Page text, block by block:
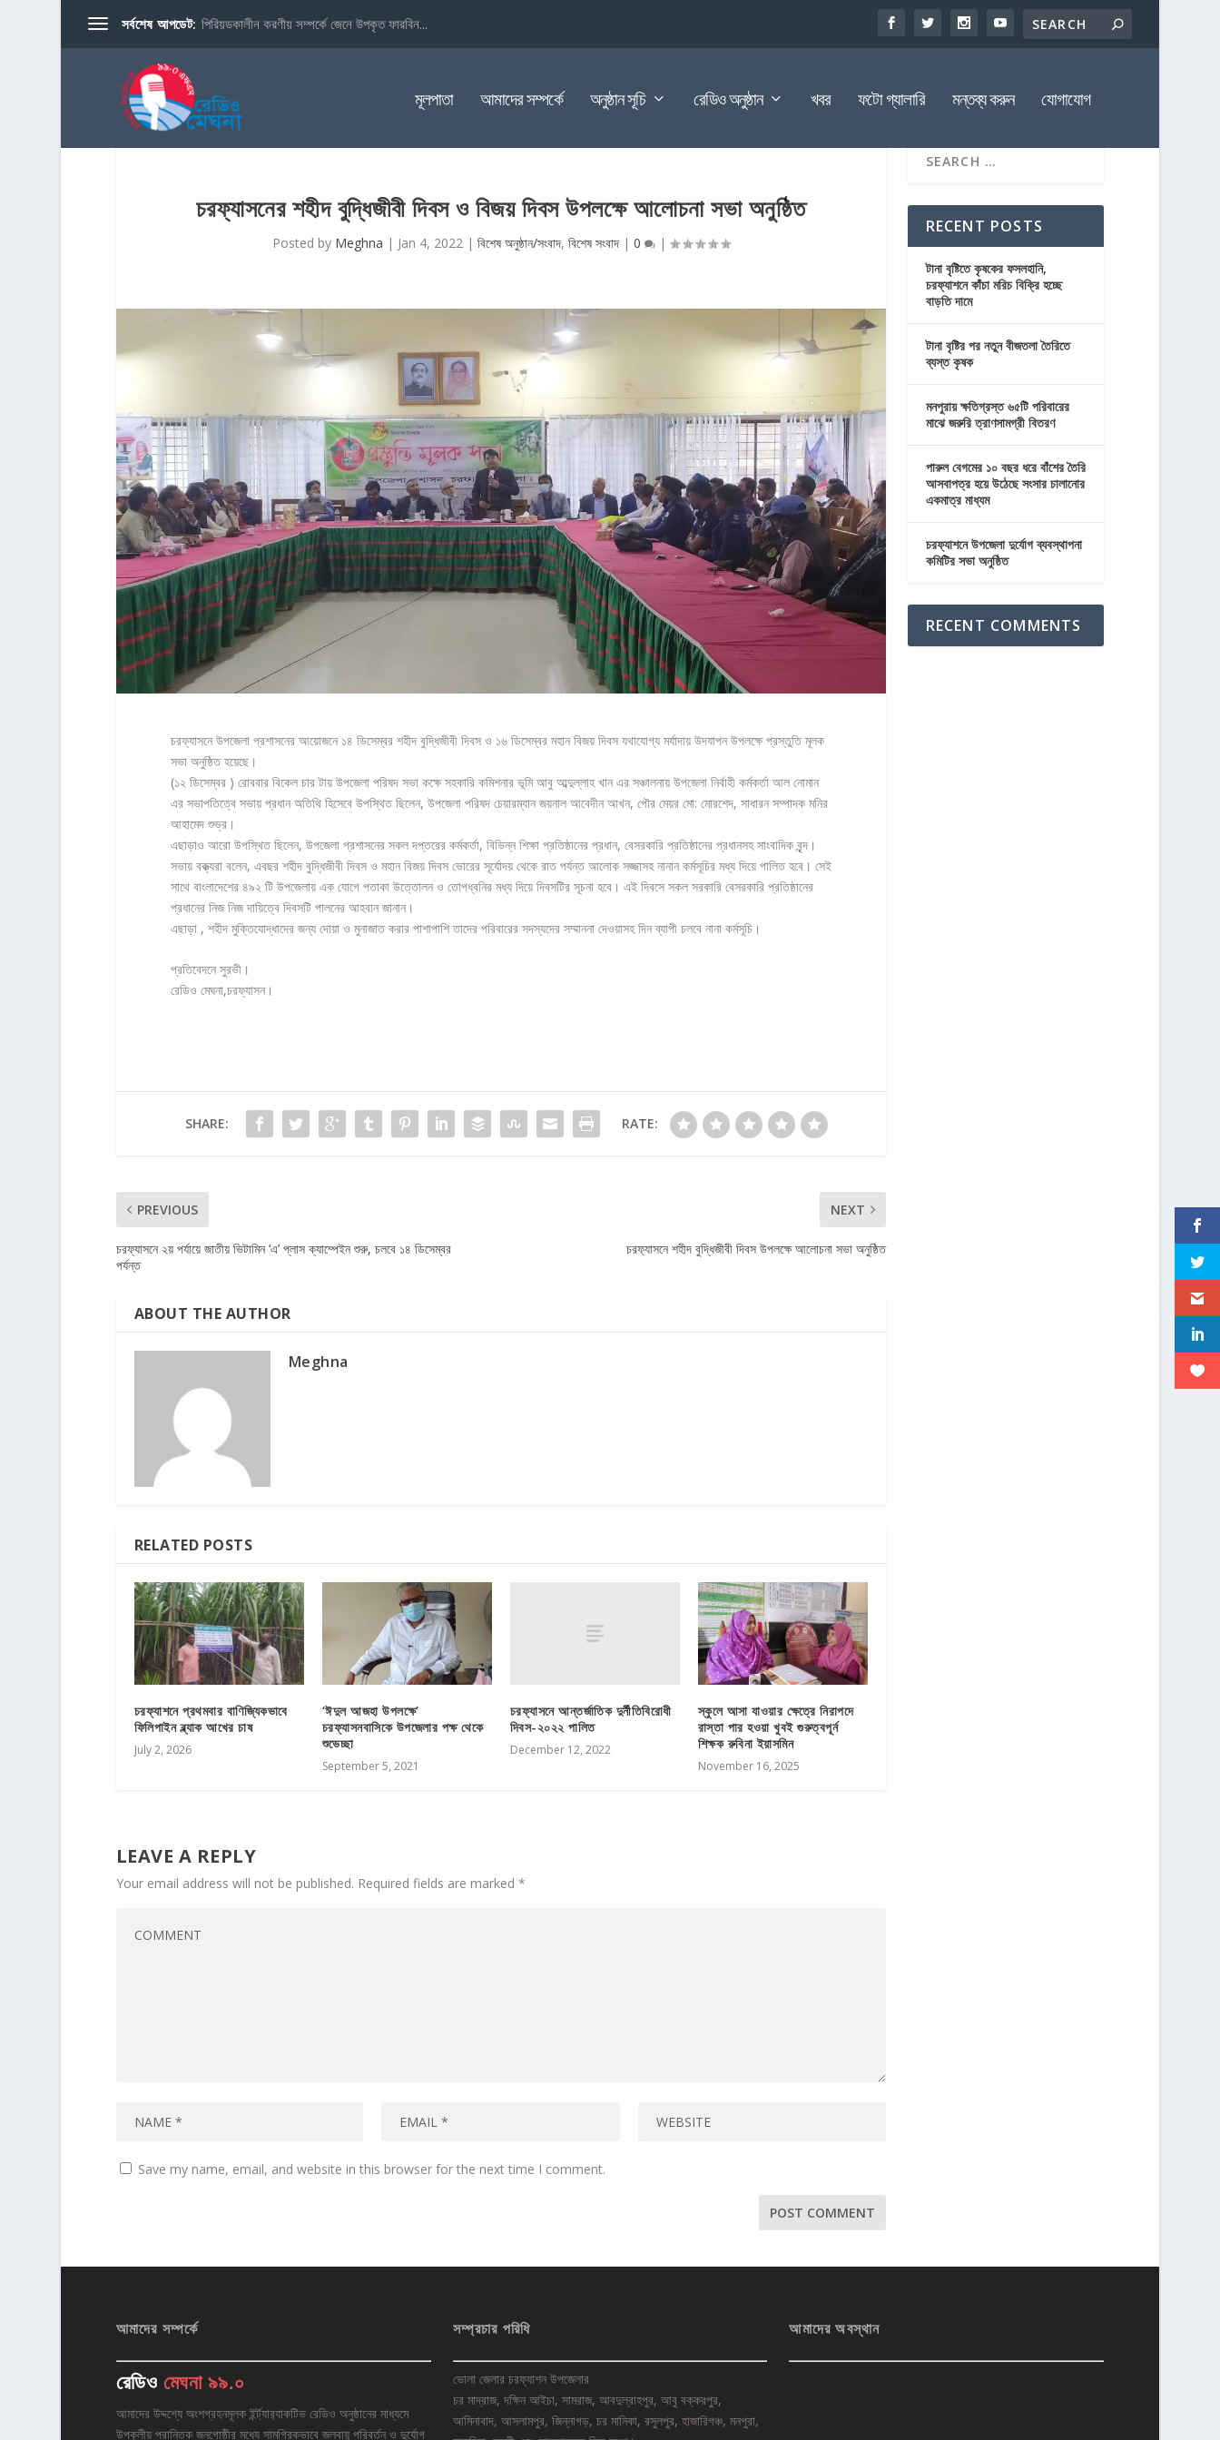
সর্বশেষ আপডেট: পিরিয়ডকালীন করণীয় সম্পর্কে জেনে উপকৃত ফারবিন...
মূলপাতা আমাদের সম্পর্কে অনুষ্ঠান সূচি রেডিও অনুষ্ঠান খবর ফটো গ্যালারি মন্তব্য করুন যোগাযোগ
চরফ্যাসনের শহীদ বুদ্ধিজীবী দিবস ও বিজয় দিবস উপলক্ষে আলোচনা সভা অনুষ্ঠিত
Posted by Meghna | Jan 4, 2022| বিশেষ অনুষ্ঠান/সংবাদ, বিশেষ সংবাদ| 0 |
চরফ্যাসনে উপজেলা প্রশাসনের আয়োজনে ১৪ ডিসেম্বর শহীদ বুদ্ধিজীবী দিবস ও ১৬ ডিসেম্বর মহান বিজয় দিবস যথাযোগ্য মর্যাদায় উদযাপন উপলক্ষে প্রস্তুতি মূলক
সভা অনুষ্ঠিত হয়েছে।
(১২ ডিসেম্বর ) রোববার বিকেল চার টায় উপজেলা পরিষদ সভা কক্ষে সহকারি কমিশনার ভূমি আবু আব্দুল্লাহ খান এর সঞ্চালনায় উপজেলা নির্বাহী কর্মকর্তা আল নোমান
এর সভাপতিত্বে সভায় প্রধান অতিথি হিসেবে উপস্থিত ছিলেন, উপজেলা পরিষদ চেয়ারম্যান জয়নাল আবেদীন আখন, পৌর মেয়র মো: মোরশেদ, সাধারন সম্পাদক মনির
আহামেদ শুভ্র।
এছাড়াও আরো উপস্থিত ছিলেন, উপজেলা প্রশাসনের সকল দপ্তরের কর্মকর্তা, বিভিন্ন শিক্ষা প্রতিষ্ঠানের প্রধান, বেসরকারি প্রতিষ্ঠানের প্রধানসহ সাংবাদিক বৃন্দ।
সভায় বক্ত্যরা বলেন, এবছর শহীদ বুদ্ধিজীবী দিবস ও মহান বিজয় দিবস ভোরের সূর্যোদয় থেকে রাত পর্যন্ত আলোক সজ্জাসহ নানান কর্মসূচির মধ্য দিয়ে পালিত হবে। সেই
সাথে বাংলাদেশের ৪৯২ টি উপজেলায় এক যোগে পতাকা উত্তোলন ও তোপধ্বনির মধ্য দিয়ে দিবসটির সূচনা হবে। এই দিবসে সকল সরকারি বেসরকারি প্রতিষ্ঠানের
প্রধানের নিজ নিজ দায়িত্বে দিবসটি পালনের আহবান জানান।
এছাড়া , শহীদ মুক্তিযোদ্ধাদের জন্য দোয়া ও মুনাজাত করার পাশাপাশি তাদের পরিবারের সদস্যদের সম্মাননা দেওয়াসহ দিন ব্যাপী চলবে নানা কর্মসূচি।
প্রতিবেদনে সুরভী।
রেডিও মেঘনা,চরফ্যাসন।
SHARE: RATE:
PREVIOUS
চরফ্যাসনে ২য় পর্যায়ে জাতীয় ভিটামিন ‘এ’ প্লাস ক্যাম্পেইন শুরু, চলবে ১৪ ডিসেম্বর
পর্যন্ত
NEXT
চরফ‍্যাসনে শহীদ বুদ্ধিজীবী দিবস উপলক্ষে আলোচনা সভা অনুষ্ঠিত
ABOUT THE AUTHOR
Meghna
RELATED POSTS
চরফ্যাশনে প্রথমবার বাণিজ্যিকভাবে
ফিলিপাইন ব্ল্যাক আখের চাষ
July 2, 2026
‘ঈদুল আজহা উপলক্ষে’
চরফ্যাসনবাসিকে উপজেলার পক্ষ থেকে
শুভেচ্ছা
September 5, 2021
চরফ্যাসনে আন্তর্জাতিক দুর্নীতিবিরোধী
দিবস-২০২২ পালিত
December 12, 2022
স্কুলে আসা যাওয়ার ক্ষেত্রে নিরাপদে
রাস্তা পার হওয়া খুবই গুরুত্বপূর্ন
শিক্ষক রুবিনা ইয়াসমিন
November 16, 2025
LEAVE A REPLY
Your email address will not be published. Required fields are marked *
Save my name, email, and website in this browser for the next time I comment.
RECENT POSTS
টানা বৃষ্টিতে কৃষকের ফসলহানি,
চরফ্যাশনে কাঁচা মরিচ বিক্রি হচ্ছে
বাড়তি দামে
টানা বৃষ্টির পর নতুন বীজতলা তৈরিতে
ব্যস্ত কৃষক
মনপুরায় ক্ষতিগ্রস্ত ৬৫টি পরিবারের
মাঝে জরুরি ত্রাণসামগ্রী বিতরণ
পারুল বেগমের ১০ বছর ধরে বাঁশের তৈরি
আসবাপত্র হয়ে উঠেছে সংসার চালানোর
একমাত্র মাধ্যম
চরফ্যাশনে উপজেলা দুর্যোগ ব্যবস্থাপনা
কমিটির সভা অনুষ্ঠিত
RECENT COMMENTS
আমাদের সম্পর্কে
রেডিও মেঘনা ৯৯.০
আমাদের উদ্দশ্যে অংশগ্রহনমূলক ইর্ন্ট্যার‌্যাকটিভ রেডিও অনুষ্ঠানের মাধ্যমে
উপকুলীয় প্রান্তিক জনগোষ্ঠীর মধ্যে সামগ্রিকভাবে জলবায়ু পরিবর্তন ও দুর্যোগ
সম্প্রচার পরিধি
ভোলা জেলার চরফ্যাশন উপজেলার
চর মাদ্রাজ, দক্ষিন আইচা, সামরাজ, আবদুল্রাহপুর, আবু বক্করপুর,
আমিনাবাদ, আসলামপুর, জিন্নাগড়, চর মানিকা, রসুলপুর, হাজারিগঞ্চ, মনপুরা,
আমাদের অবস্থান